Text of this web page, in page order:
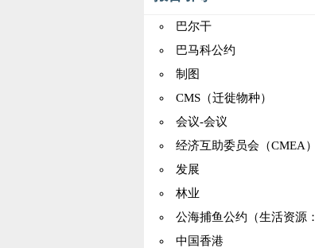
巴尔干
巴马科公约
制图
CMS（迁徙物种）
会议-会议
经济互助委员会（CMEA）
发展
林业
公海捕鱼公约（生活资源：养护）
中国香港